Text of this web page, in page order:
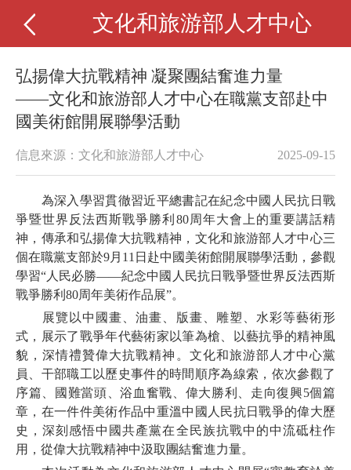
文化和旅游部人才中心
弘揚偉大抗戰精神 凝聚團結奮進力量
——文化和旅游部人才中心在職黨支部赴中
國美術館開展聯學活動
信息來源：文化和旅游部人才中心 2025-09-15
為深入學習貫徹習近平總書記在紀念中國人民抗日戰
爭暨世界反法西斯戰爭勝利80周年大會上的重要講話精
神，傳承和弘揚偉大抗戰精神，文化和旅游部人才中心三
個在職黨支部於9月11日赴中國美術館開展聯學活動，參觀
學習“人民必勝——紀念中國人民抗日戰爭暨世界反法西斯
戰爭勝利80周年美術作品展”。
展覽以中國畫、油畫、版畫、雕塑、水彩等藝術形
式，展示了戰爭年代藝術家以筆為槍、以藝抗爭的精神風
貌，深情禮贊偉大抗戰精神。文化和旅游部人才中心黨
員、干部職工以歷史事件的時間順序為線索，依次參觀了
序篇、國難當頭、浴血奮戰、偉大勝利、走向復興5個篇
章，在一件件美術作品中重溫中國人民抗日戰爭的偉大歷
史，深刻感悟中國共產黨在全民族抗戰中的中流砥柱作
用，從偉大抗戰精神中汲取團結奮進力量。